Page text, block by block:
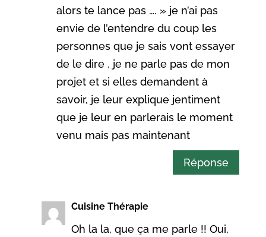
alors te lance pas …. » je n’ai pas
envie de l’entendre du coup les
personnes que je sais vont essayer
de le dire , je ne parle pas de mon
projet et si elles demandent à
savoir, je leur explique jentiment
que je leur en parlerais le moment
venu mais pas maintenant
Réponse
Cuisine Thérapie
Oh la la, que ça me parle !! Oui,